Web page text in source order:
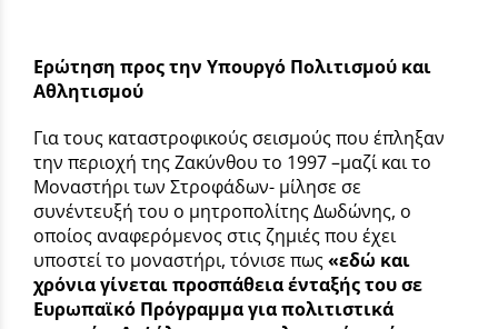
Ερώτηση προς την Υπουργό Πολιτισμού και
Αθλητισμού
Για τους καταστροφικούς σεισμούς που έπληξαν
την περιοχή της Ζακύνθου το 1997 –μαζί και το
Μοναστήρι των Στροφάδων- μίλησε σε
συνέντευξή του ο μητροπολίτης Δωδώνης, ο
οποίος αναφερόμενος στις ζημιές που έχει
υποστεί το μοναστήρι, τόνισε πως«εδώ και
χρόνια γίνεται προσπάθεια ένταξής του σε
Ευρωπαϊκό Πρόγραμμα για πολιτιστικά